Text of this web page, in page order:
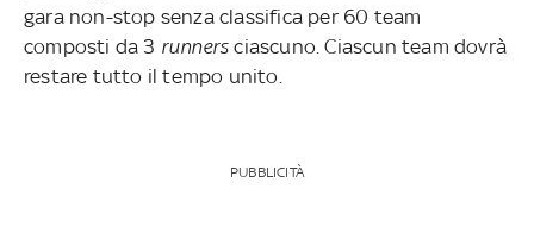
gara non-stop senza classifica per 60 team
composti da 3 runners ciascuno. Ciascun team dovrà
restare tutto il tempo unito.
PUBBLICITÀ